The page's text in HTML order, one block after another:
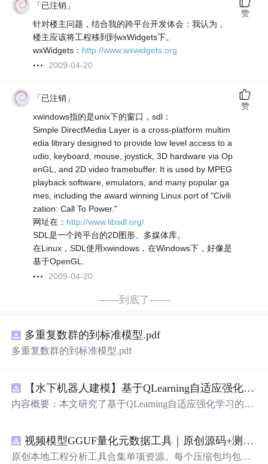
「已注销」
针对楼主问题，结合我的跨平台开发体会：我认为，
楼主应该将工程移到到wxWidgets下。
wxWidgets： http://www.wxwidgets.org
2009-04-20
赞
「已注销」
xwindows指的是unix下的窗口，sdl：
Simple DirectMedia Layer is a cross-platform multim
edia library designed to provide low level access to a
udio, keyboard, mouse, joystick, 3D hardware via Op
enGL, and 2D video framebuffer. It is used by MPEG
playback software, emulators, and many popular ga
mes, including the award winning Linux port of "Civili
zation: Call To Power."
网址在： http://www.libsdl.org/
SDL是一个跨平台的2D图形、多媒体库。
在Linux，SDL使用xwindows，在Windows下，好像是
基于OpenGL.
2009-04-20
赞
——到底了——
多重复数群的到标准模型.pdf
多重复数群的到标准模型.pdf
【水下机器人建模】基于QLearning自适应强化学习PID控制器在AUV中的应用研究（Matlab代码实现）
内容概要：本文研究了基于QLearning自适应强化学习的PI
探讨了将强化学习算法QLearning与传统PID控制相结合的
方法，以提升AUV在复杂、时变及非线性水下环境中的自
视频模型GGUF量化元数据工具｜原创源码+测试+离线报告
原创本地工程分析工具合集单项资源。每个压缩包均包含